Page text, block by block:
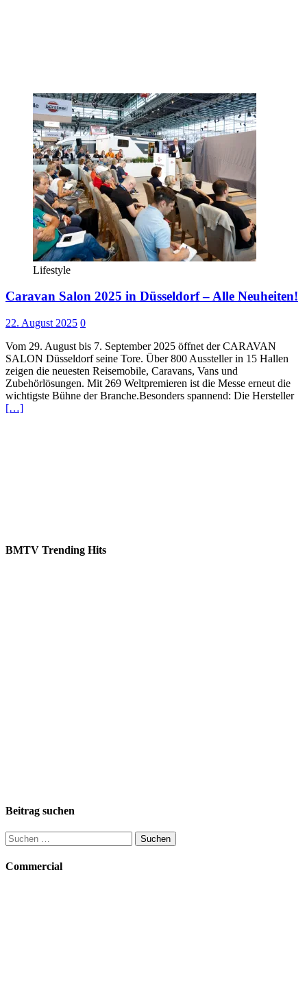
Lifestyle
Caravan Salon 2025 in Düsseldorf – Alle Neuheiten!
22. August 2025 0
Vom 29. August bis 7. September 2025 öffnet der CARAVAN
SALON Düsseldorf seine Tore. Über 800 Aussteller in 15 Hallen
zeigen die neuesten Reisemobile, Caravans, Vans und
Zubehörlösungen. Mit 269 Weltpremieren ist die Messe erneut die
wichtigste Bühne der Branche.Besonders spannend: Die Hersteller
[…]
BMTV Trending Hits
Beitrag suchen
Suchen
nach:
Commercial